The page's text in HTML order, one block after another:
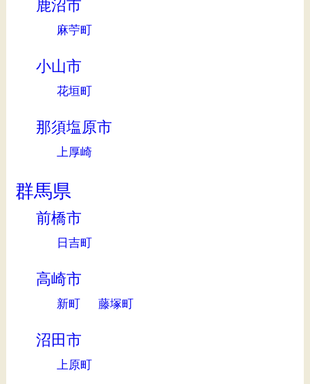
鹿沼市
麻苧町
小山市
花垣町
那須塩原市
上厚崎
群馬県
前橋市
日吉町
高崎市
新町 藤塚町
沼田市
上原町